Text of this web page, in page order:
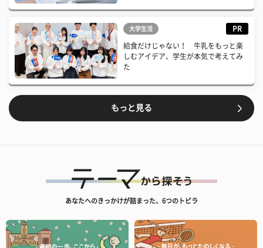
大学生活 PR
給食だけじゃない！ 牛乳をもっと楽
しむアイデア、学生が本気で考えてみ
た
もっと見る
あなたへのきっかけが詰まった、6つのトビラ